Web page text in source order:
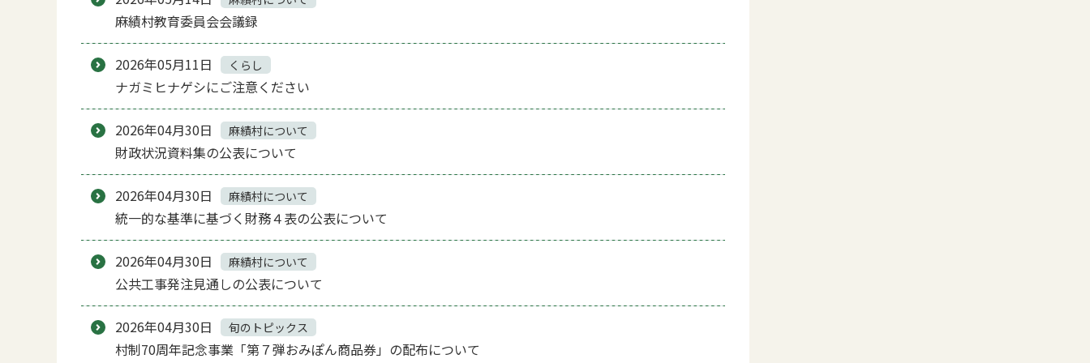
麻績村教育委員会会議録
2026年05月11日 くらし
ナガミヒナゲシにご注意ください
2026年04月30日 麻績村について
財政状況資料集の公表について
2026年04月30日 麻績村について
統一的な基準に基づく財務４表の公表について
2026年04月30日 麻績村について
公共工事発注見通しの公表について
2026年04月30日 旬のトピックス
村制70周年記念事業「第７弾おみぽん商品券」の配布について